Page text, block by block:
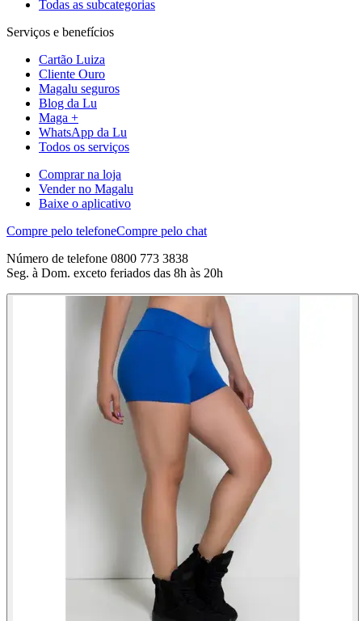
Todas as subcategorias
Serviços e benefícios
Cartão Luiza
Cliente Ouro
Magalu seguros
Blog da Lu
Maga +
WhatsApp da Lu
Todos os serviços
Comprar na loja
Vender no Magalu
Baixe o aplicativo
Compre pelo telefoneCompre pelo chat
Número de telefone 0800 773 3838
Seg. à Dom. exceto feriados das 8h às 20h